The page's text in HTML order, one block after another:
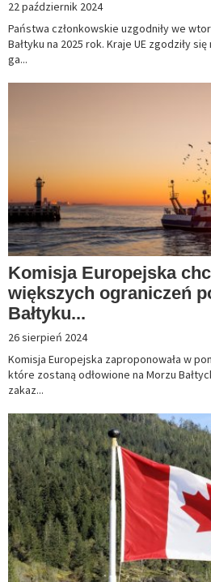
22 październik 2024
Państwa członkowskie uzgodniły we
Bałtyku na 2025 rok. Kraje UE zgodziły
ga...
Komisja Europejska
większych ograniczeń
Bałtyku...
26 sierpień 2024
Komisja Europejska zaproponowała w
które zostaną odłowione na Morzu
zakaz...